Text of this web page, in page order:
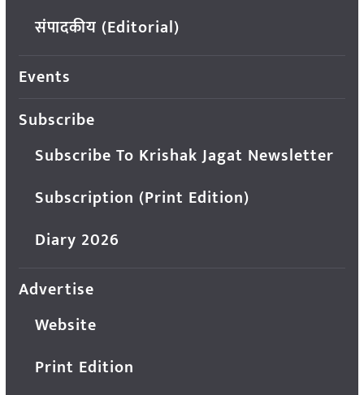
संपादकीय (Editorial)
Events
Subscribe
Subscribe To Krishak Jagat Newsletter
Subscription (Print Edition)
Diary 2026
Advertise
Website
Print Edition